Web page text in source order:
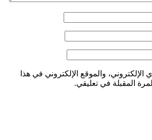
والموقع الإلكتروني في هذا
المقبلة في تعليقي.